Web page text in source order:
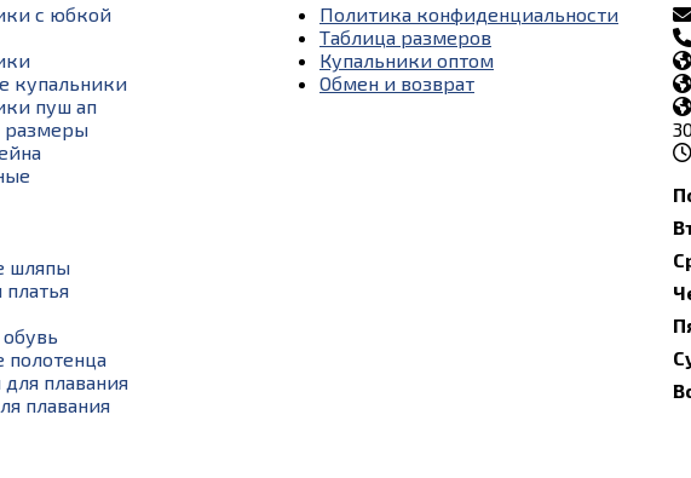
с юбкой
купальники
пуш ап
размеры
шляпы
плавания
плавания
Политика конфиденциальности
Таблица размеров
Купальники оптом
Обмен и возврат